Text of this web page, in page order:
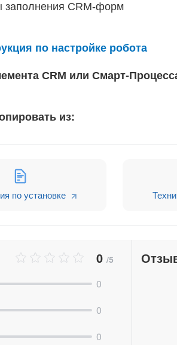
заполнения CRM-форм
по настройке робота
CRM или Смарт-
из:
по установке
0 /5
0
0
0